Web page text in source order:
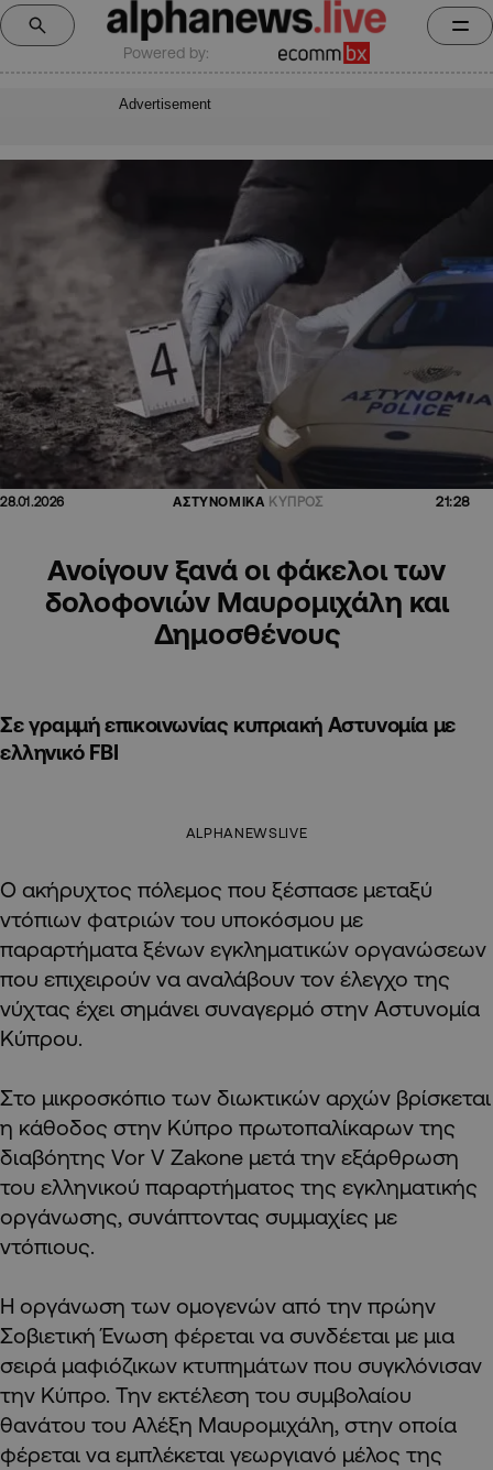
Powered by:
Advertisement
28.01.2026 ΑΣΤΥΝΟΜΙΚΑ ΚΥΠΡΟΣ 21:28
Ανοίγουν ξανά οι φάκελοι των
δολοφονιών Μαυρομιχάλη και
Δημοσθένους
Σε γραμμή επικοινωνίας κυπριακή Αστυνομία με
ελληνικό FBI
ALPHANEWSLIVE
Ο ακήρυχτος πόλεμος που ξέσπασε μεταξύ
ντόπιων φατριών του υποκόσμου με
παραρτήματα ξένων εγκληματικών οργανώσεων
που επιχειρούν να αναλάβουν τον έλεγχο της
νύχτας έχει σημάνει συναγερμό στην Αστυνομία
Κύπρου.
Στο μικροσκόπιο των διωκτικών αρχών βρίσκεται
η κάθοδος στην Κύπρο πρωτοπαλίκαρων της
διαβόητης Vor V Zakone μετά την εξάρθρωση
του ελληνικού παραρτήματος της εγκληματικής
οργάνωσης, συνάπτοντας συμμαχίες με
ντόπιους.
Η οργάνωση των ομογενών από την πρώην
Σοβιετική Ένωση φέρεται να συνδέεται με μια
σειρά μαφιόζικων κτυπημάτων που συγκλόνισαν
την Κύπρο. Την εκτέλεση του συμβολαίου
θανάτου του Αλέξη Μαυρομιχάλη, στην οποία
φέρεται να εμπλέκεται γεωργιανό μέλος της